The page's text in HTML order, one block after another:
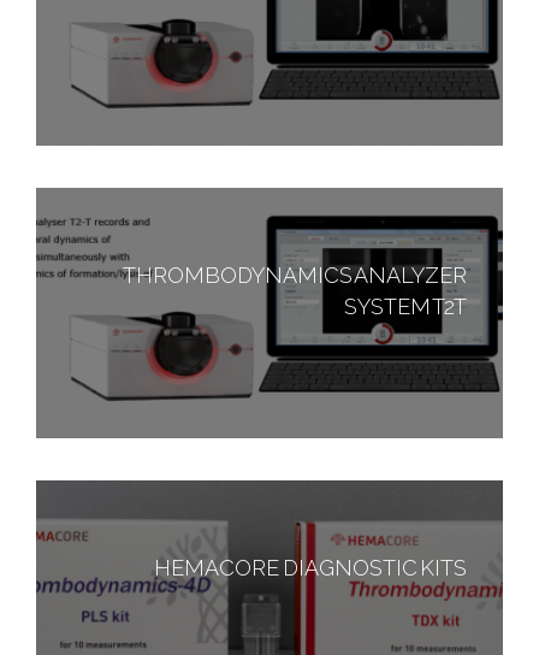
THROMBODYNAMICS ANALYZER
SYSTEM T2T
HEMACORE DIAGNOSTIC KITS